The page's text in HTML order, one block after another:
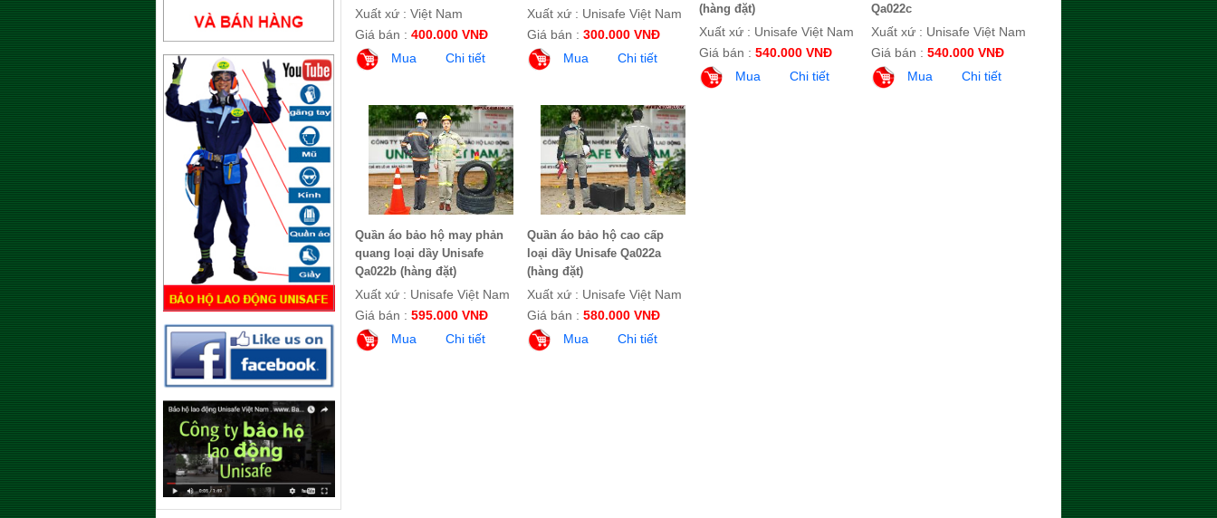
Xuất xứ : Việt Nam
Giá bán : 400.000 VNĐ
Mua
Chi tiết
Xuất xứ : Unisafe Việt Nam
Giá bán : 300.000 VNĐ
Mua
Chi tiết
(hàng đặt)
Xuất xứ : Unisafe Việt Nam
Giá bán : 540.000 VNĐ
Mua
Chi tiết
Qa022c
Xuất xứ : Unisafe Việt Nam
Giá bán : 540.000 VNĐ
Mua
Chi tiết
Quần áo bảo hộ may phản
quang loại dầy Unisafe
Qa022b (hàng đặt)
Xuất xứ : Unisafe Việt Nam
Giá bán : 595.000 VNĐ
Mua
Chi tiết
Quần áo bảo hộ cao cấp
loại dầy Unisafe Qa022a
(hàng đặt)
Xuất xứ : Unisafe Việt Nam
Giá bán : 580.000 VNĐ
Mua
Chi tiết